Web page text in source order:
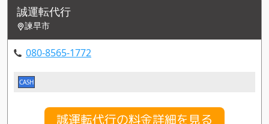
誠運転代行
諫早市
080-8565-1772
CASH
誠運転代行の料金詳細を見る